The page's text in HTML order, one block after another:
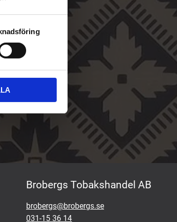
Brobergs Tobakshandel AB
brobergs@brobergs.se
031-15 36 14